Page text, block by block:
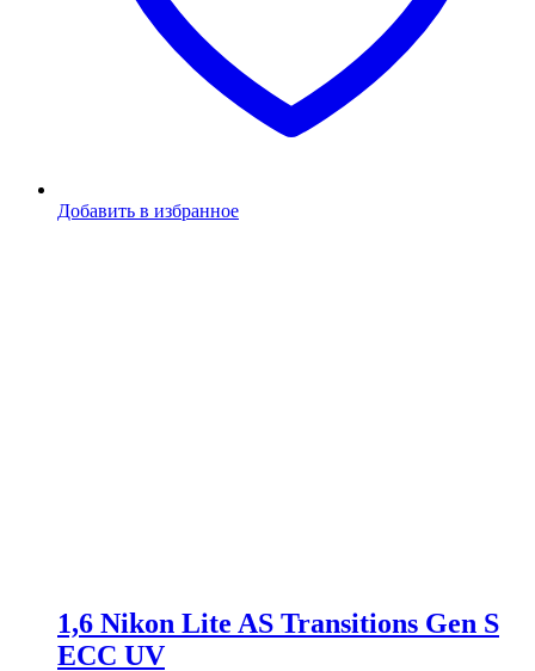
Добавить в избранное
1,6 Nikon Lite AS Transitions Gen S
ECC UV